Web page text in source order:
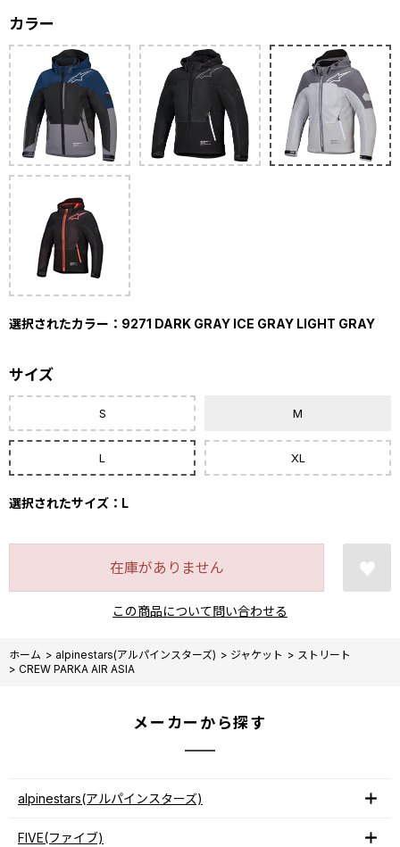
カラー
選択されたカラー：9271 DARK GRAY ICE GRAY LIGHT GRAY
サイズ
S M
L XL
選択されたサイズ：L
在庫がありません
この商品について問い合わせる
ホーム > alpinestars(アルパインスターズ) > ジャケット > ストリート
> CREW PARKA AIR ASIA
メーカーから探す
alpinestars(アルパインスターズ)
FIVE(ファイブ)